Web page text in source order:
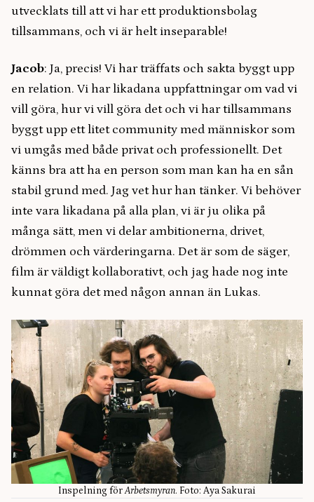
utvecklats till att vi har ett produktionsbolag
tillsammans, och vi är helt inseparable!
Jacob: Ja, precis! Vi har träffats och sakta byggt upp
en relation. Vi har likadana uppfattningar om vad vi
vill göra, hur vi vill göra det och vi har tillsammans
byggt upp ett litet community med människor som
vi umgås med både privat och professionellt. Det
känns bra att ha en person som man kan ha en sån
stabil grund med. Jag vet hur han tänker. Vi behöver
inte vara likadana på alla plan, vi är ju olika på
många sätt, men vi delar ambitionerna, drivet,
drömmen och värderingarna. Det är som de säger,
film är väldigt kollaborativt, och jag hade nog inte
kunnat göra det med någon annan än Lukas.
Inspelning förArbetsmyran. Foto: Aya Sakurai